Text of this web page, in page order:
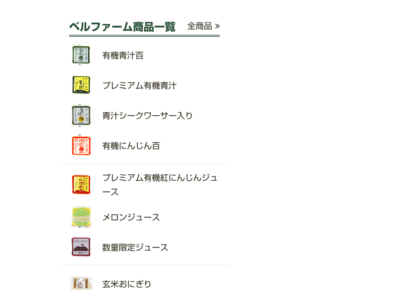
ベルファーム商品一覧 全商品
有機青汁百
プレミアム有機青汁
青汁シークワーサー入り
有機にんじん百
プレミアム有機紅にんじんジュ
ース
メロンジュース
数量限定ジュース
玄米おにぎり